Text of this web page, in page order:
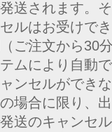
送されます。
ルはお受けで
ご注文から30
ムにより自動
ンセルができ
場合に限り、
送のキャンセ